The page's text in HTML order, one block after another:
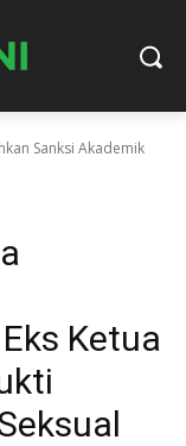
Sanksi Akademik
Ketua